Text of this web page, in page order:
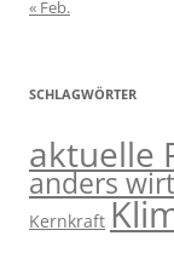
« Feb.
SCHLAGWÖRTER
aktuelle
anders
Kernkraft